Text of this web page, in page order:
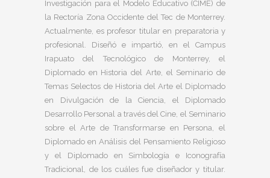
Investigación para el Modelo Educativo (CIME) de
la Rectoría Zona Occidente del Tec de Monterrey.
Actualmente, es profesor titular en preparatoria y
profesional. Diseñó e impartió, en el Campus
Irapuato del Tecnológico de Monterrey, el
Diplomado en Historia del Arte, el Seminario de
Temas Selectos de Historia del Arte el Diplomado
en Divulgación de la Ciencia, el Diplomado
Desarrollo Personal a través del Cine, el Seminario
sobre el Arte de Transformarse en Persona, el
Diplomado en Análisis del Pensamiento Religioso
y el Diplomado en Simbología e Iconografía
Tradicional, de los cuáles fue diseñador y titular.